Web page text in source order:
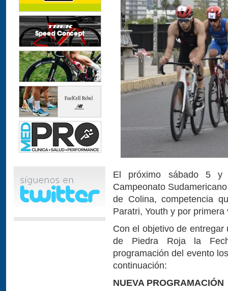
El próximo sábado 5
Campeonato
de Colina, competencia
Paratri, Youth y por primera
Con el objetivo de
de Piedra Roja la
programación del evento
continuación:
NUEVA PROGRAMACIÓN